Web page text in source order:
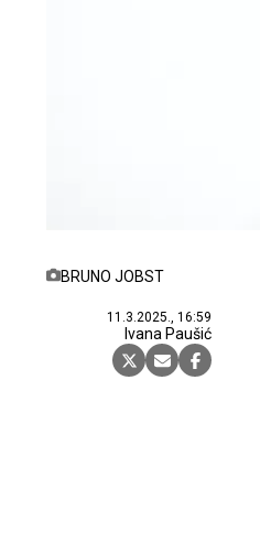
BRUNO JOBST
11.3.2025., 16:59
Ivana Paušić